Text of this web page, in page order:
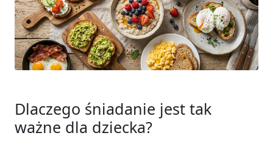
Dlaczego śniadanie jest tak
ważne dla dziecka?